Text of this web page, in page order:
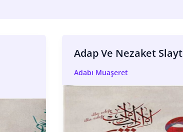
Adap Ve Nezaket Slayt
Adabı Muaşeret